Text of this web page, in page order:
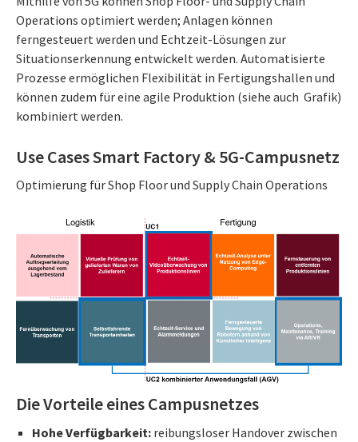
Operations optimiert werden; Anlagen können
ferngesteuert werden und Echtzeit-Lösungen zur
Situationserkennung entwickelt werden. Automatisierte
Prozesse ermöglichen Flexibilität in Fertigungshallen und
können zudem für eine agile Produktion (siehe auch Grafik)
kombiniert werden.
Use Cases Smart Factory & 5G-Campusnetz
Optimierung für Shop Floor und Supply Chain Operations
Die Vorteile eines Campusnetzes
Hohe Verfügbarkeit: reibungsloser Handover zwischen